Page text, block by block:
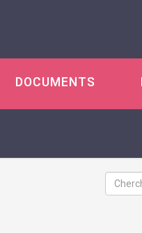
DOCUMENTS